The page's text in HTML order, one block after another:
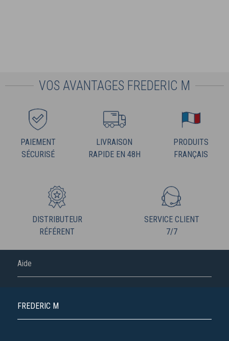
VOS AVANTAGES FREDERIC M
PAIEMENT
SÉCURISÉ
LIVRAISON
RAPIDE EN 48H
PRODUITS
FRANÇAIS
DISTRIBUTEUR
RÉFÉRENT
SERVICE CLIENT
7/7
Aide
FREDERIC M